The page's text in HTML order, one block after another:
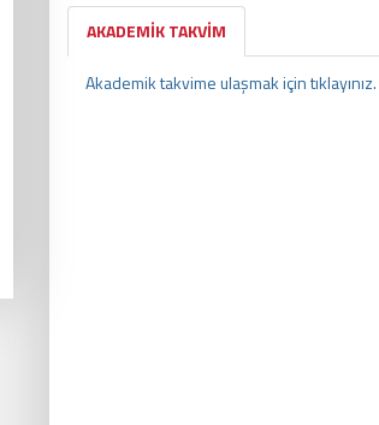
AKADEMİK TAKVİM
Akademik takvime ulaşmak için tıklayınız.